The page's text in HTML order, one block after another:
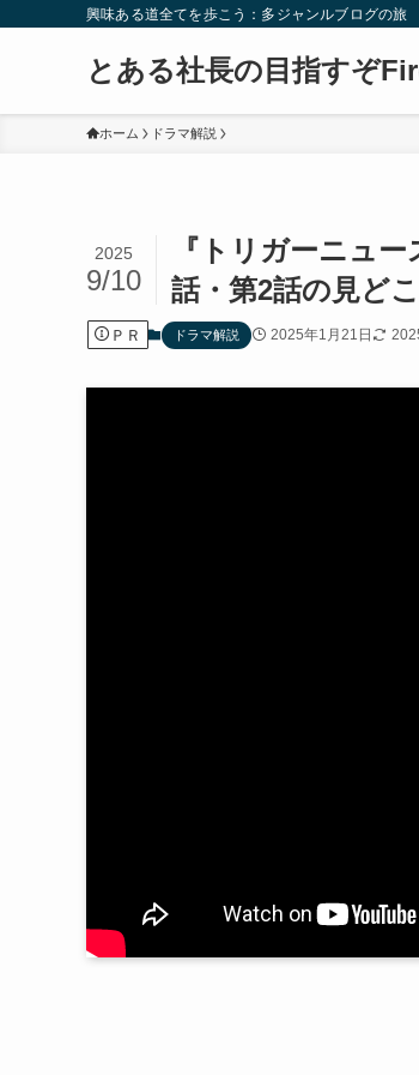
興味ある道全てを歩こう：多ジャンルブログの旅
とある社長の目指すぞ
ホーム ドラマ解説
『トリガーニュ
話・第2話の見ど
2025
9/10
ＰＲ ドラマ解説 2025年1月21日